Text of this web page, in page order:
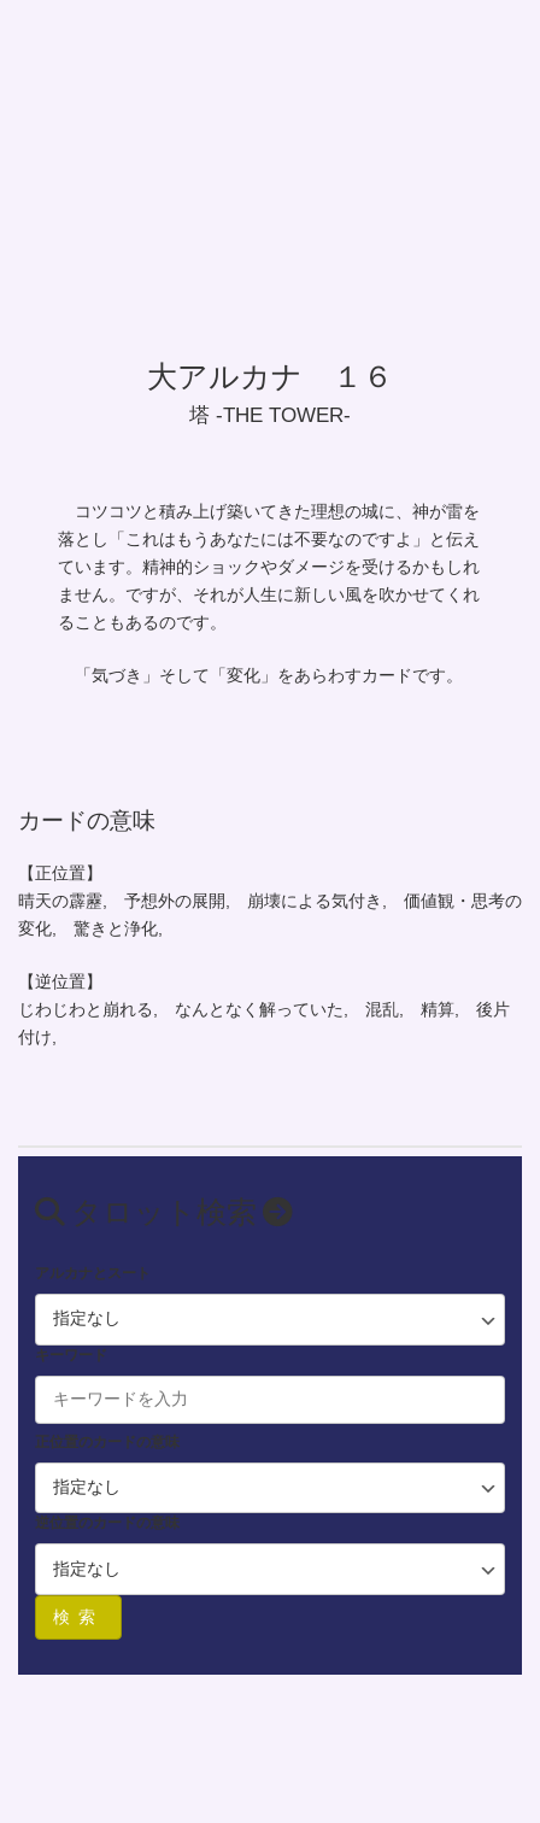
大アルカナ １６
塔 -THE TOWER-
コツコツと積み上げ築いてきた理想の城に、神が雷を
落とし「これはもうあなたには不要なのですよ」と伝え
ています。精神的ショックやダメージを受けるかもしれ
ません。ですが、それが人生に新しい風を吹かせてくれ
ることもあるのです。
「気づき」そして「変化」をあらわすカードです。
カードの意味
【正位置】
晴天の霹靂, 予想外の展開, 崩壊による気付き, 価値観・思考の
変化, 驚きと浄化,
【逆位置】
じわじわと崩れる, なんとなく解っていた, 混乱, 精算, 後片
付け,
タロット検索
アルカナとスート
キーワード
正位置のカードの意味
逆位置のカードの意味
検索